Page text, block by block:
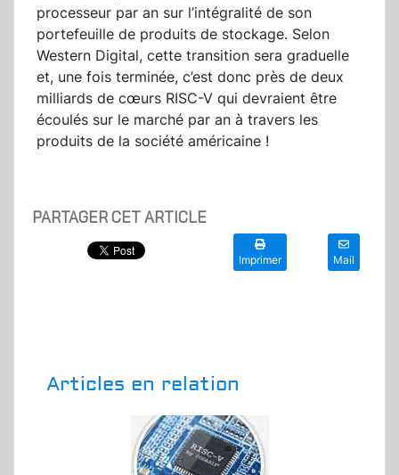
processeur par an sur l’intégralité de son
portefeuille de produits de stockage. Selon
Western Digital, cette transition sera graduelle
et, une fois terminée, c’est donc près de deux
milliards de cœurs RISC-V qui devraient être
écoulés sur le marché par an à travers les
produits de la société américaine !
PARTAGER CET ARTICLE
Imprimer Mail
Articles en relation